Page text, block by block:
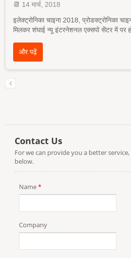
📆 14 मार्च, 2018
इलेक्ट्रोनिका चाइना 2018, प्रोडक्ट्रोनिका
मिलकर शंघाई न्यू इंटरनेशनल एक्सपो सेंटर मेंपर
और पढ़ें